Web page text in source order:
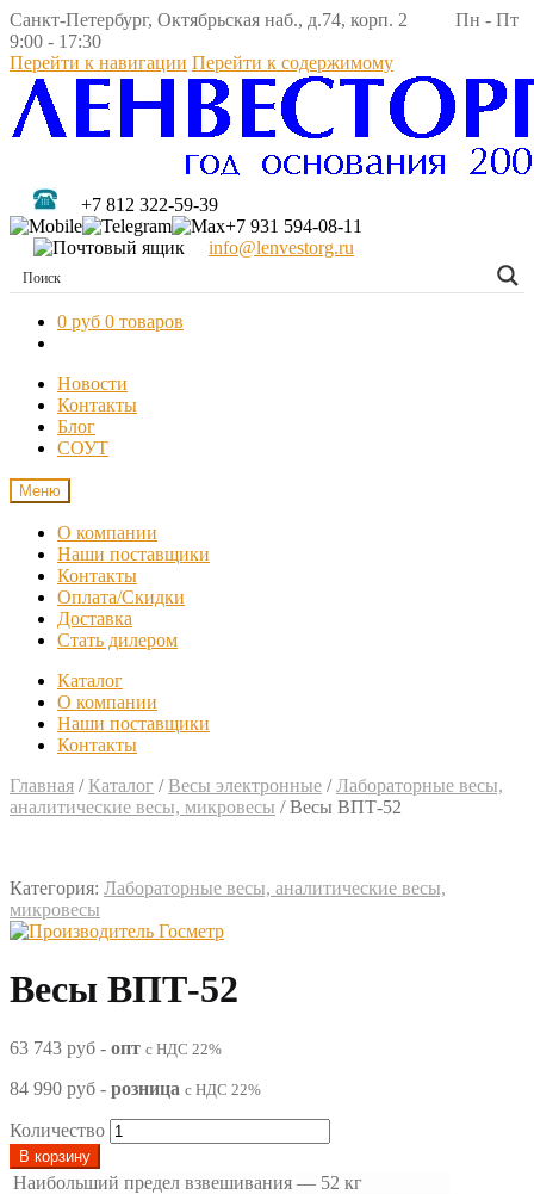
Санкт-Петербург, Октябрьская наб., д.74, корп. 2 Пн - Пт
9:00 - 17:30
Перейти к навигации Перейти к содержимому
+7 812 322-59-39
+7 931 594-08-11
info@lenvestorg.ru
0 руб 0 товаров
Новости
Контакты
Блог
СОУТ
Меню
О компании
Наши поставщики
Контакты
Оплата/Скидки
Доставка
Стать дилером
Каталог
О компании
Наши поставщики
Контакты
Главная / Каталог / Весы электронные /Лабораторные весы,
аналитические весы, микровесы /Весы ВПТ-52
Категория: Лабораторные весы, аналитические весы,
микровесы
Весы ВПТ-52
63 743 руб - опт с НДС 22%
84 990 руб - розница с НДС 22%
Количество
В корзину
Наибольший предел взвешивания — 52 кг